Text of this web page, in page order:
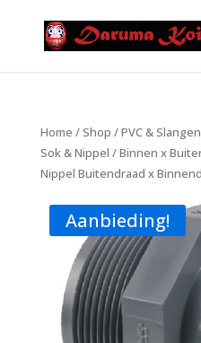
Home /Shop /PVC & Slangen
Sok & Nippel /Binnen x
Nippel Buitendraad x
Aanbieding!